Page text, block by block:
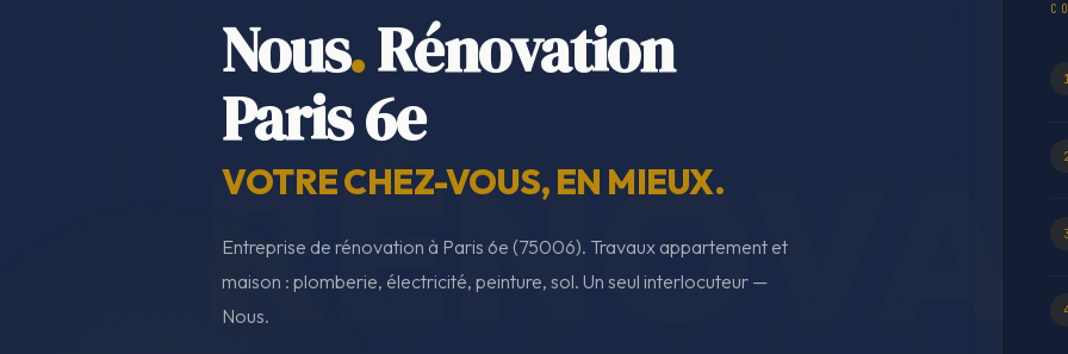
Nous.Rénovation
Paris 6e
VOTRE CHEZ-VOUS, EN MIEUX.
Entreprise de rénovation à Paris 6e (75006). Travaux appartement et
maison : plomberie, électricité, peinture, sol. Un seul interlocuteur —
Nous.